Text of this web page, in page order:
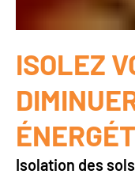
Isolation des
ISOLEZ